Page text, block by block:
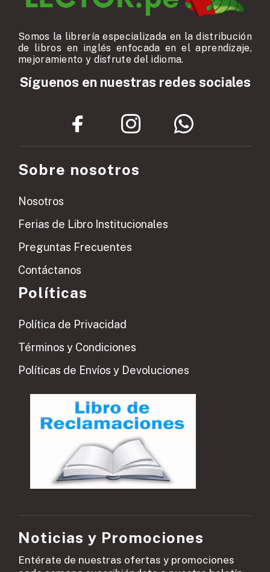
Somos la librería especializada en la distribución
de libros en inglés enfocada en el aprendizaje,
mejoramiento y disfrute del idioma.
Síguenos en nuestras redes sociales
Sobre nosotros
Nosotros
Ferias de Libro Institucionales
Preguntas Frecuentes
Contáctanos
Políticas
Política de Privacidad
Términos y Condiciones
Políticas de Envíos y Devoluciones
Noticias y Promociones
Entérate de nuestras ofertas y promociones